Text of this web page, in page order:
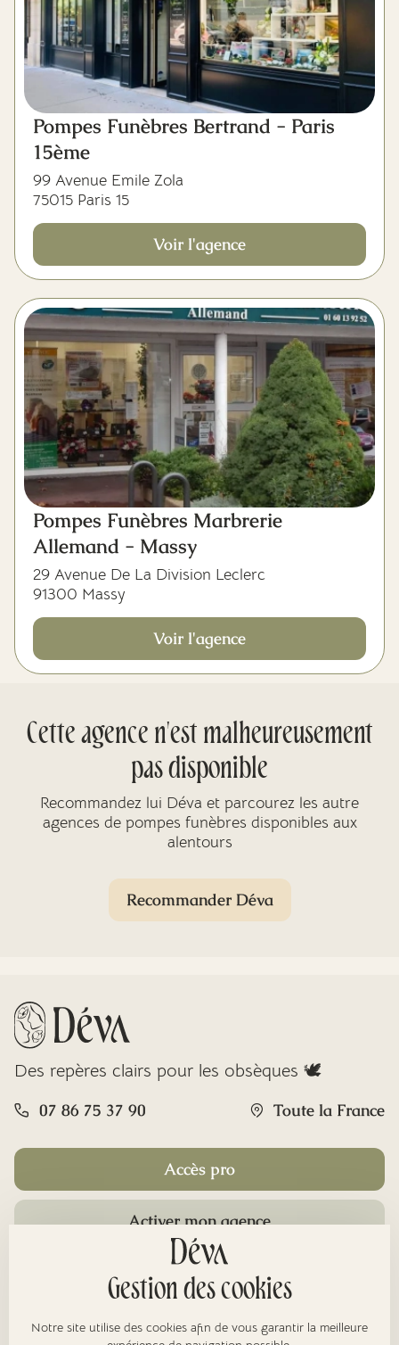
Pompes Funèbres Bertrand - Paris
15ème
99 Avenue Emile Zola
75015 Paris 15
Voir l'agence
Pompes Funèbres Marbrerie
Allemand - Massy
29 Avenue De La Division Leclerc
91300 Massy
Voir l'agence
Cette agence n'est malheureusement
pas disponible
Recommandez lui Déva et parcourez les autre
agences de pompes funèbres disponibles aux
alentours
Recommander Déva
Des repères clairs pour les obsèques 🕊️
07 86 75 37 90 Toute la France
Accès pro
Activer mon agence
Gestion des cookies
Notre site utilise des cookies afin de vous garantir la meilleure